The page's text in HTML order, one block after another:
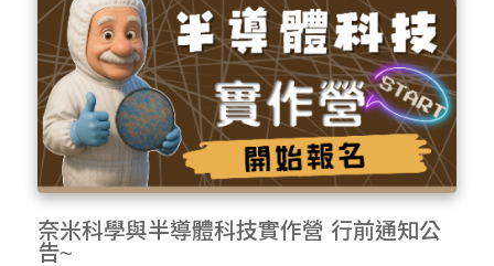
奈米科學與半導體科技實作營 行前通知公
告~